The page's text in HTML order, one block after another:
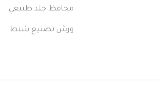
محافظ جلد طبيعي
ورش تصنيع شنط